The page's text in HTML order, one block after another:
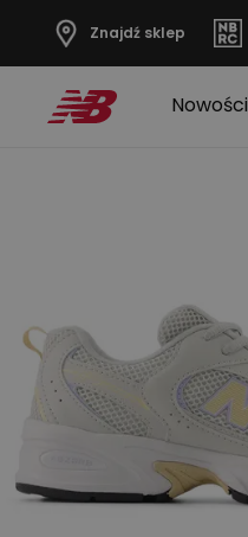
Znajdź sklep
Nowości